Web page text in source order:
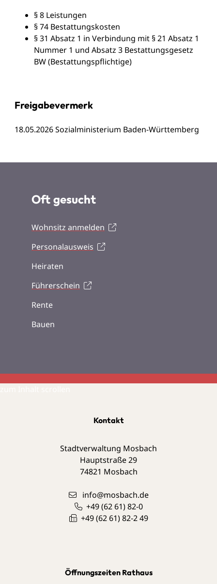
§ 8 Leistungen
§ 74 Bestattungskosten
§ 31 Absatz 1 in Verbindung mit § 21 Absatz 1
Nummer 1 und Absatz 3 Bestattungsgesetz
BW (Bestattungspflichtige)
Freigabevermerk
18.05.2026Sozialministerium Baden-Württemberg
Oft gesucht
Wohnsitz anmelden
Personalausweis
Heiraten
Führerschein
Rente
Bauen
Kontakt
Stadtverwaltung Mosbach
Hauptstraße 29
74821 Mosbach
info@mosbach.de
+49 (62 61) 82-0
+49 (62 61) 82-2 49
Öffnungszeiten Rathaus